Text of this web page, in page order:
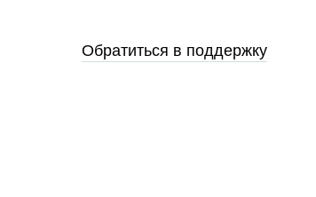
Обратиться в поддержку